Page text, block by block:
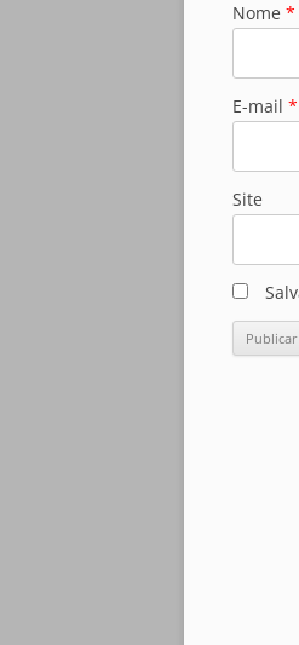
Nome *
E-mail *
Site